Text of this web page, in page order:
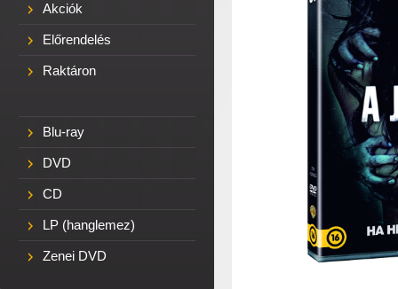
Akciók
Előrendelés
Raktáron
Blu-ray
DVD
CD
LP (hanglemez)
Zenei DVD